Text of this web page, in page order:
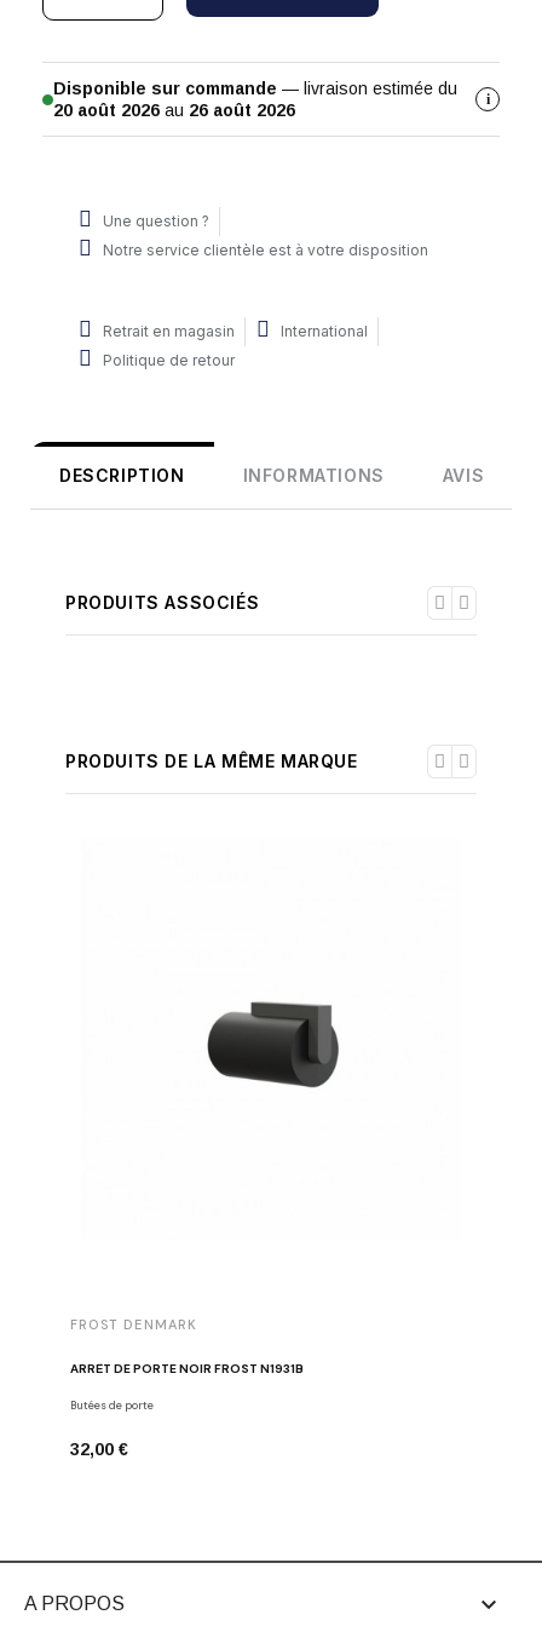
Disponible sur commande — livraison estimée du
20 août 2026 au 26 août 2026
i
Une question ?
Notre service clientèle est à votre disposition
Retrait en magasin
International
Politique de retour
DESCRIPTION INFORMATIONS AVIS
PRODUITS ASSOCIÉS
PRODUITS DE LA MÊME MARQUE
FROST DENMARK
ARRÊT DE PORTE NOIR FROST N1931B
Butées de porte
32,00 €
A PROPOS 